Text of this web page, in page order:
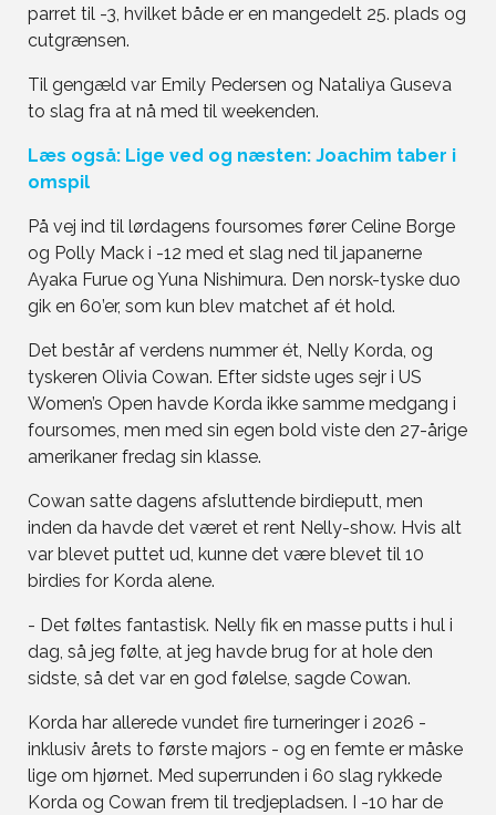
parret til -3, hvilket både er en mangedelt 25. plads og
cutgrænsen.
Til gengæld var Emily Pedersen og Nataliya Guseva
to slag fra at nå med til weekenden.
Læs også: Lige ved og næsten: Joachim taber i
omspil
På vej ind til lørdagens foursomes fører Celine Borge
og Polly Mack i -12 med et slag ned til japanerne
Ayaka Furue og Yuna Nishimura. Den norsk-tyske duo
gik en 60’er, som kun blev matchet af ét hold.
Det består af verdens nummer ét, Nelly Korda, og
tyskeren Olivia Cowan. Efter sidste uges sejr i US
Women’s Open havde Korda ikke samme medgang i
foursomes, men med sin egen bold viste den 27-årige
amerikaner fredag sin klasse.
Cowan satte dagens afsluttende birdieputt, men
inden da havde det været et rent Nelly-show. Hvis alt
var blevet puttet ud, kunne det være blevet til 10
birdies for Korda alene.
- Det føltes fantastisk. Nelly fik en masse putts i hul i
dag, så jeg følte, at jeg havde brug for at hole den
sidste, så det var en god følelse, sagde Cowan.
Korda har allerede vundet fire turneringer i 2026 -
inklusiv årets to første majors - og en femte er måske
lige om hjørnet. Med superrunden i 60 slag rykkede
Korda og Cowan frem til tredjepladsen. I -10 har de